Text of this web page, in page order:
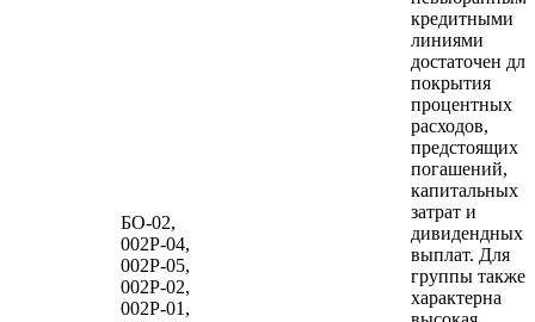
БО-02,
002Р-04,
002Р-05,
002Р-02,
002Р-01,
кредитными
линиями
достаточен для
покрытия
процентных
расходов,
предстоящих
погашений,
капитальных
затрат и
дивидендных
выплат. Для
группы также
характерна